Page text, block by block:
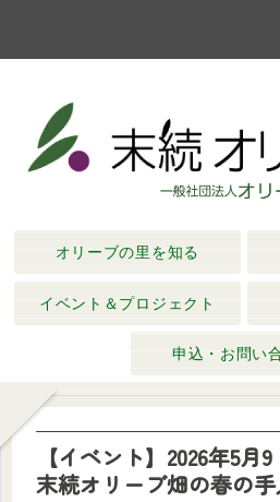
オリーブの里を知る
イベント＆プロジェクト
申込・お問い
【イベント】2026年5
末続オリーブ畑の春の